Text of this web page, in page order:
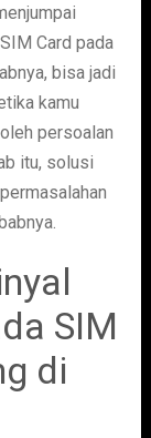
Card pada
bisa jadi
kamu
persoalan
itu, solusi
SIM
di